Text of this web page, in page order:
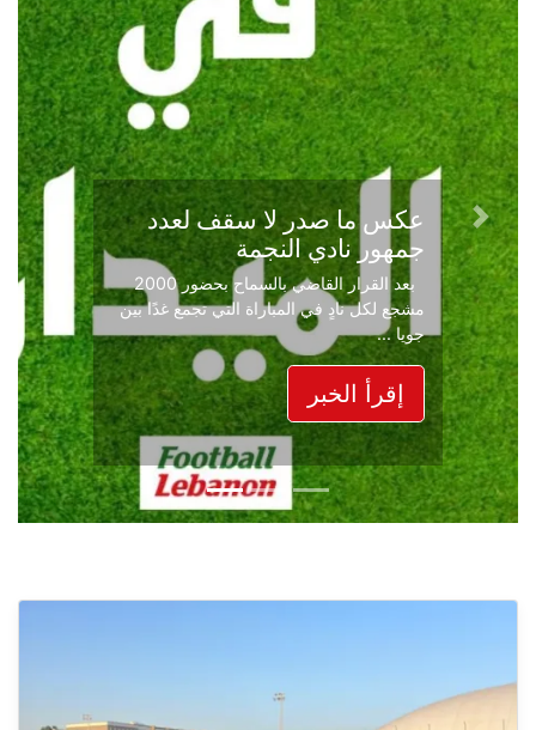
عكس ما صدر لا سقف لعدد
جمهور نادي النجمة
بعد القرار القاضي بالسماح بحضور 2000
مشجع لكل نادٍ في المباراة التي تجمع غدًا بين
جويا ...
إقرأ الخبر
Previous
Next